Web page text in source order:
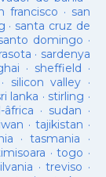
francisco · san
· santa cruz de
domingo ·
· sardenya
· sheffield ·
· silicon valley ·
lanka · stirling ·
âfrica · sudan ·
· tajikistan ·
·tasmania ·
·togo ·
·treviso ·